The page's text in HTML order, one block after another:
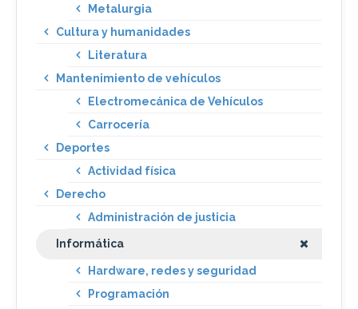
Metalurgia
Cultura y humanidades
Literatura
Mantenimiento de vehículos
Electromecánica de Vehículos
Carrocería
Deportes
Actividad física
Derecho
Administración de justicia
Informática
Hardware, redes y seguridad
Programación